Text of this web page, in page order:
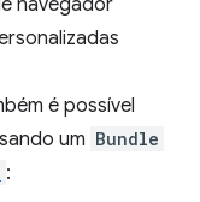
navegador
é possível
um Bundle
: